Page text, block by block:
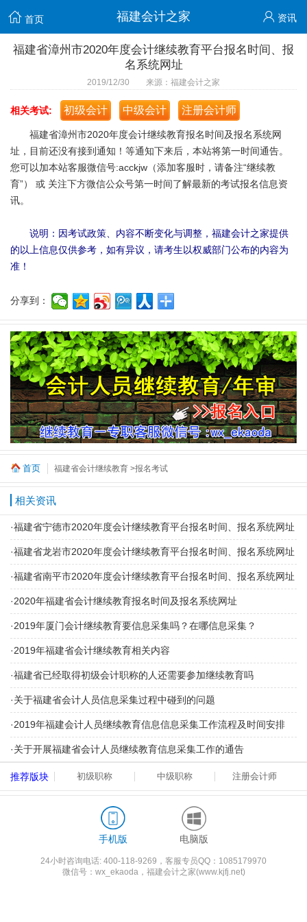
首页 福建会计之家 资讯
福建省漳州市2020年度会计继续教育平台报名时间、报
名系统网址
2019/12/30 来源：福建会计之家
相关考试: 初级会计 中级会计 注册会计师
福建省漳州市2020年度会计继续教育报名时间及报名系统网
址，目前还没有接到通知！等通知下来后，本站将第一时间通告。
您可以加本站客服微信号:acckjw（添加客服时，请备注“继续教
育”） 或 关注下方微信公众号第一时间了解最新的考试报名信息资
讯。
说明：因考试政策、内容不断变化与调整，福建会计之家提供
的以上信息仅供参考，如有异议，请考生以权威部门公布的内容为
准！
分享到：
首页 福建省会计继续教育 >报名考试
相关资讯
·福建省宁德市2020年度会计继续教育平台报名时间、报名系统网址
·福建省龙岩市2020年度会计继续教育平台报名时间、报名系统网址
·福建省南平市2020年度会计继续教育平台报名时间、报名系统网址
·2020年福建省会计继续教育报名时间及报名系统网址
·2019年厦门会计继续教育要信息采集吗？在哪信息采集？
·2019年福建省会计继续教育相关内容
·福建省已经取得初级会计职称的人还需要参加继续教育吗
·关于福建省会计人员信息采集过程中碰到的问题
·2019年福建会计人员继续教育信息信息采集工作流程及时间安排
·关于开展福建省会计人员继续教育信息采集工作的通告
推荐版块 初级职称 中级职称 注册会计师
手机版 电脑版
24小时咨询电话: 400-118-9269 ，客服专员QQ：1085179970
微信号：wx_ekaoda，福建会计之家(www.kjfj.net)